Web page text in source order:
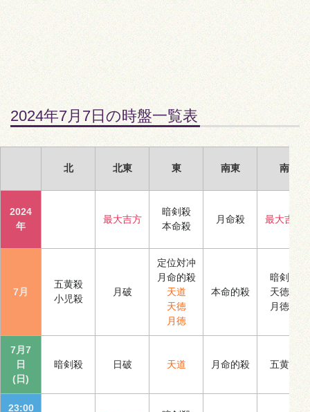
2024年7月7日の時盤一覧表
北 北東 東 南東 南
2024
年
最大吉方
暗剣殺
本命殺
月命殺 最大吉方
7月
五黄殺
小児殺
月破
定位対冲
月命的殺
天道
天徳
月徳
本命的殺
暗剣殺
天徳合
月徳合
7月7
日
(日)
暗剣殺 日破 天道 月命的殺 五黄殺
23:00